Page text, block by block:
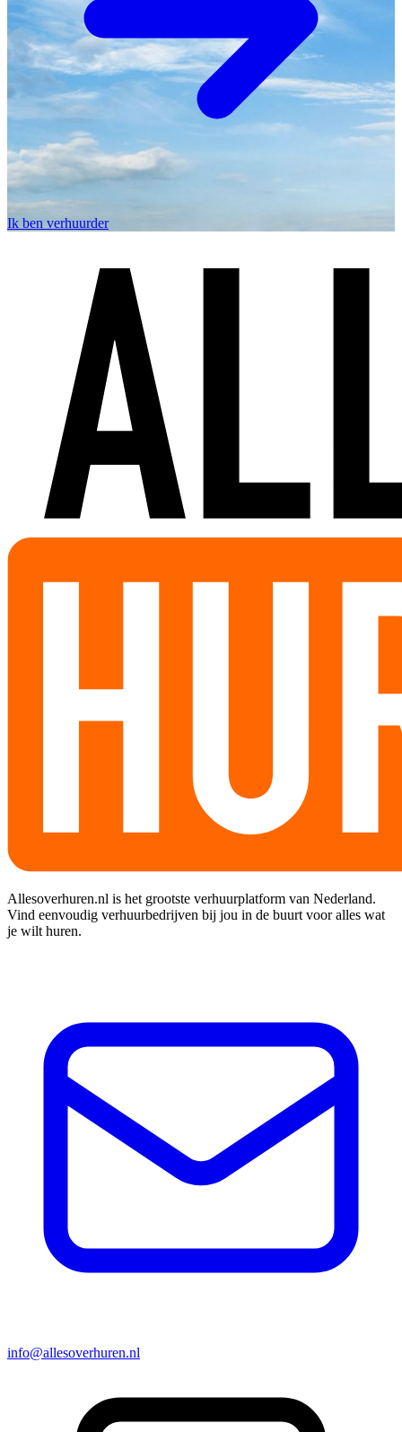
Ik ben verhuurder
Allesoverhuren.nl is het grootste verhuurplatform van Nederland.
Vind eenvoudig verhuurbedrijven bij jou in de buurt voor alles wat
je wilt huren.
info@allesoverhuren.nl